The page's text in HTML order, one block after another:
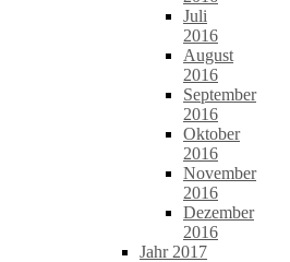
Juli
2016
August
2016
September
2016
Oktober
2016
November
2016
Dezember
2016
Jahr 2017